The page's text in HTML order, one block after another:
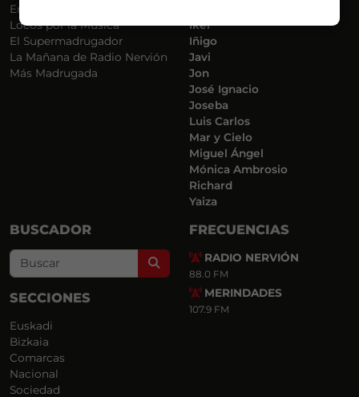
En Ruta
Locos por la Música
El Supermadrugador
La Mañana de Radio Nervión
Más Madrugada
Iker
Iñigo
Javi
Jon
José Ignacio
Joseba
Luis Carlos
Mar y Cielo
Miguel Ángel
Mónica Ambrosio
Richard
Yaiza
BUSCADOR
Search
SECCIONES
Euskadi
Bizkaia
Comarcas
Nacional
Sociedad
FRECUENCIAS
RADIO NERVIÓN
88.0 FM
MERINDADES
107.9 FM